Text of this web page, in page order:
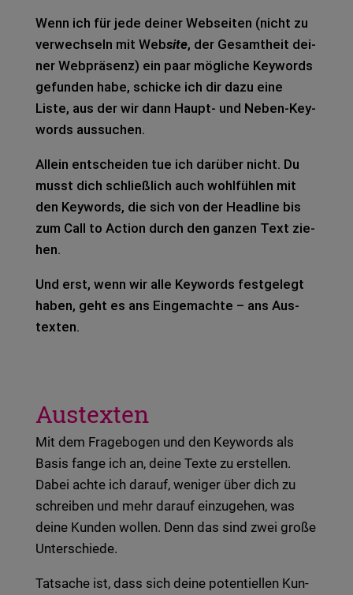
Wenn ich für jede dei­ner Web­sei­ten (nicht zu
ver­wech­seln mit Website, der Gesamt­heit dei­
ner Web­prä­senz) ein paar mög­li­che Key­words
gefun­den habe, schi­cke ich dir dazu eine
Liste, aus der wir dann Haupt- und Neben-Key­
words aus­su­chen.
Allein ent­schei­den tue ich dar­über nicht. Du
musst dich schließ­lich auch wohl­füh­len mit
den Key­words, die sich von der Head­line bis
zum Call to Action durch den gan­zen Text zie­
hen.
Und erst, wenn wir alle Key­words fest­ge­legt
haben, geht es ans Ein­ge­mach­te – ans Aus­
tex­ten.
Austexten
Mit dem Fra­ge­bo­gen und den Key­words als
Basis fange ich an, deine Texte zu erstel­len.
Dabei achte ich dar­auf, weni­ger über dich zu
schrei­ben und mehr dar­auf ein­zu­ge­hen, was
deine Kun­den wol­len. Denn das sind zwei große
Unter­schie­de.
Tat­sa­che ist, dass sich deine poten­ti­el­len Kun­